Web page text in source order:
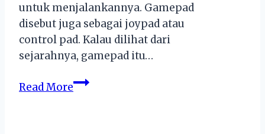
untuk menjalankannya. Gamepad
disebut juga sebagai joypad atau
control pad. Kalau dilihat dari
sejarahnya, gamepad itu…
Read MorePilihan